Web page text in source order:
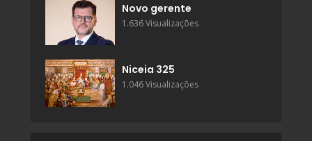
Novo gerente
1.636 Visualizações
Niceia 325
1.046 Visualizações